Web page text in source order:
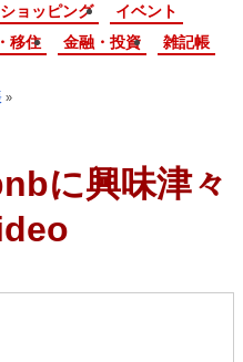
ショッピング
イベント
移住 金融・投資
雑記帳
»
に興味津々